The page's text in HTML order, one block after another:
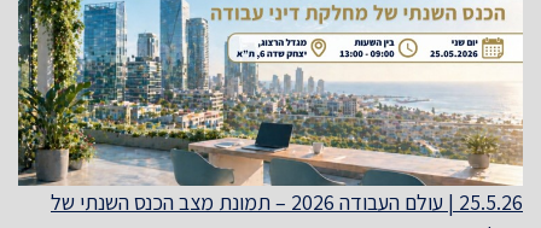
25.5.26 | עולם העבודה 2026 – תמונת מצב הכנס השנתי של